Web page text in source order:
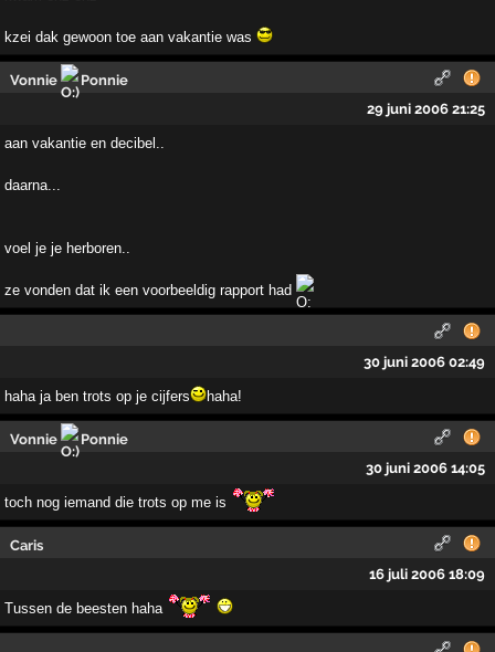
kzei dak gewoon toe aan vakantie was
Vonnie
Ponnie
29 juni 2006 21:25
aan vakantie en decibel..
daarna...
voel je je herboren..
ze vonden dat ik een voorbeeldig rapport had
30 juni 2006 02:49
haha ja ben trots op je cijfers haha!
Vonnie
Ponnie
30 juni 2006 14:05
toch nog iemand die trots op me is
Caris
16 juli 2006 18:09
Tussen de beesten haha